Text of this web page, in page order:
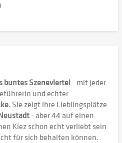
buntes Szeneviertel- mit jeder
und echter
. Sie zeigt ihre Lieblingsplätze
- aber 44 auf einen
Kiez schon echt verliebt sein
für sich behalten können.